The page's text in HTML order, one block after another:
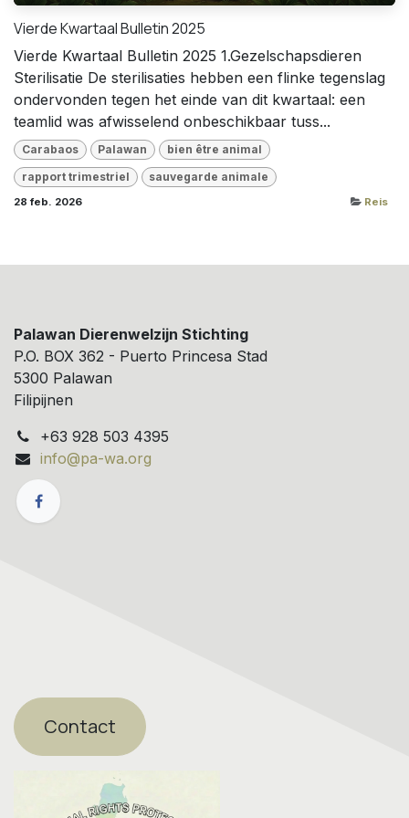
Vierde Kwartaal Bulletin 2025
Vierde Kwartaal Bulletin 2025 1.Gezelschapsdieren
Sterilisatie De sterilisaties hebben een flinke tegenslag
ondervonden tegen het einde van dit kwartaal: een
teamlid was afwisselend onbeschikbaar tuss...
Carabaos Palawan bien être animal
rapport trimestriel sauvegarde animale
28 feb. 2026 Reis
Palawan Dierenwelzijn Stichting
P.O. BOX 362 - Puerto Princesa Stad
5300 Palawan
Filipijnen
+63 928 503 4395
info@pa-wa.org
Contact